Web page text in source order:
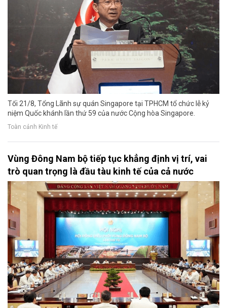
Tối 21/8, Tổng Lãnh sự quán Singapore tại TPHCM tổ chức lễ kỷ
niệm Quốc khánh lần thứ 59 của nước Cộng hòa Singapore.
Toàn cảnh Kinh tế
Vùng Đông Nam bộ tiếp tục khẳng định vị trí, vai
trò quan trọng là đầu tàu kinh tế của cả nước